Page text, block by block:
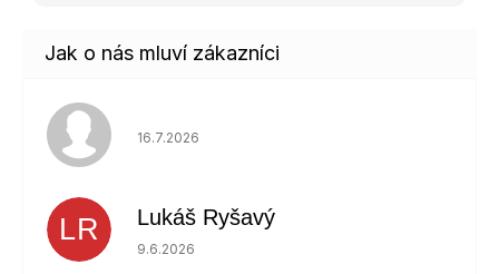
Hodnocení obchodu je 5 z 5 hvězdiček.
16.7.2026
LR Lukáš Ryšavý
Hodnocení obchodu je 5 z 5 hvězdiček.
9.6.2026